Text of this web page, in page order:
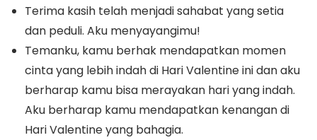
Terima kasih telah menjadi sahabat yang setia
dan peduli. Aku menyayangimu!
Temanku, kamu berhak mendapatkan momen
cinta yang lebih indah di Hari Valentine ini dan aku
berharap kamu bisa merayakan hari yang indah.
Aku berharap kamu mendapatkan kenangan di
Hari Valentine yang bahagia.